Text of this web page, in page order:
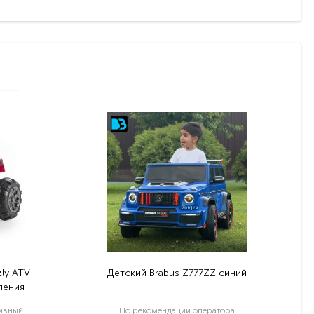
ATV
Детский Brabus Z777ZZ синий
По рекомендации оператора